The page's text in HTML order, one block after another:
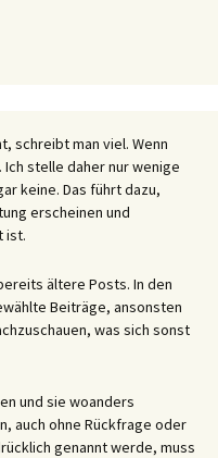
schreibt man viel. Wenn
stelle daher nur wenige
keine. Das führt dazu,
erscheinen und
ist.
ältere Posts. In den
Beiträge, ansonsten
was sich sonst
und sie woanders
auch ohne Rückfrage oder
genannt werde, muss